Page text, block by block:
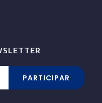
PARTICIPAR